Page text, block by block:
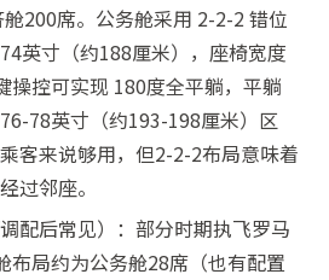
200席。公务舱采用 2-2-2 错位
英寸（约188厘米），座椅宽度
操控可实现 180度全平躺，平躺
78英寸（约193-198厘米）区
客来说够用，但2-2-2布局意味着
过邻座。
配后常见）：部分时期执飞罗马
布局约为公务舱28席（也有配置